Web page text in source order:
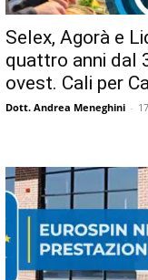
Selex, Agorà e
quattro anni dal
ovest. Cali per
Dott. Andrea Meneghini -